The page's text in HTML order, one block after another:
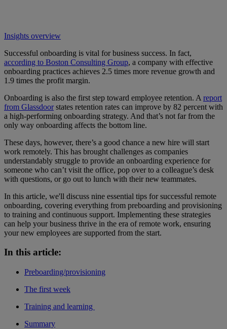
Insights overview
Successful onboarding is vital for business success. In fact,
according to Boston Consulting Group, a company with effective
onboarding practices achieves 2.5 times more revenue growth and
1.9 times the profit margin.
Onboarding is also the first step toward employee retention. A report
from Glassdoorstates retention rates can improve by 82 percent with
a high-performing onboarding strategy. And that’s not far from the
only way onboarding affects the bottom line.
These days, however, there’s a good chance a new hire will start
work remotely. This has brought challenges as companies
understandably struggle to provide an onboarding experience for
someone who can’t visit the office, pop over to a colleague’s desk
with questions, or go out to lunch with their new teammates.
In this article, we'll discuss nine essential tips for successful remote
onboarding, covering everything from preboarding and provisioning
to training and continuous support. Implementing these strategies
can help your business thrive in the era of remote work, ensuring
your new employees are supported from the start.
In this article:
Preboarding/provisioning
The first week
Training and learning
Summary